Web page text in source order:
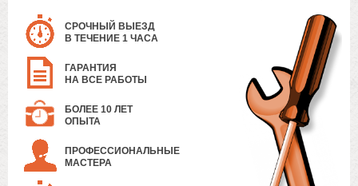
СРОЧНЫЙ ВЫЕЗД
В ТЕЧЕНИЕ 1 ЧАСА
ГАРАНТИЯ
НА ВСЕ РАБОТЫ
БОЛЕЕ 10 ЛЕТ
ОПЫТА
ПРОФЕССИОНАЛЬНЫЕ
МАСТЕРА